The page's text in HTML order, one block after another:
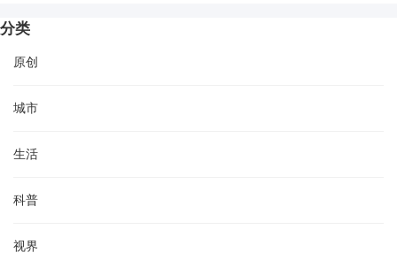
分类
原创
城市
生活
科普
视界